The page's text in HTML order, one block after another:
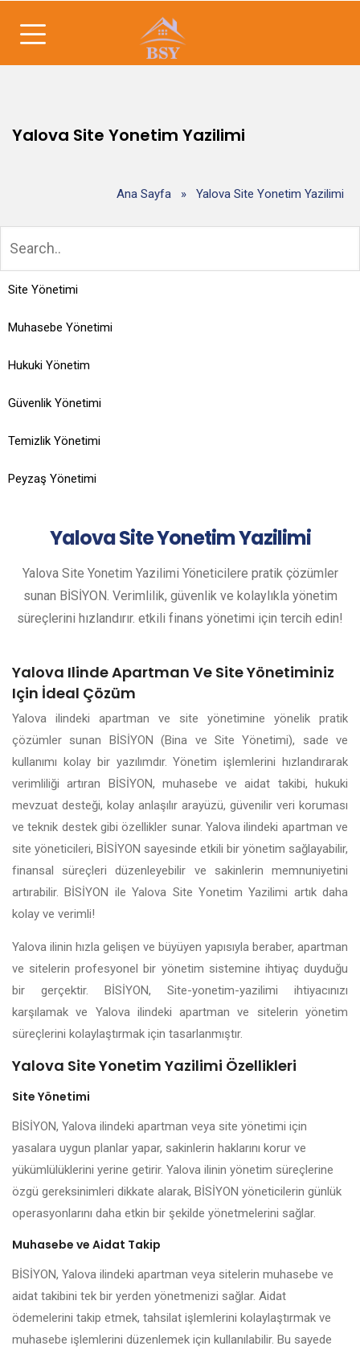
Yalova Site Yonetim Yazilimi
Ana Sayfa » Yalova Site Yonetim Yazilimi
Site Yönetimi
Muhasebe Yönetimi
Hukuki Yönetim
Güvenlik Yönetimi
Temizlik Yönetimi
Peyzaş Yönetimi
YalovaSite Yonetim Yazilimi
Yalova Site Yonetim Yazilimi Yöneticilere pratik çözümler
sunan BİSİYON. Verimlilik, güvenlik ve kolaylıkla yönetim
süreçlerini hızlandırır. etkili finans yönetimi için tercih edin!
Yalova Ilinde Apartman Ve Site Yönetiminiz
Için İdeal Çözüm
Yalova ilindeki apartman ve site yönetimine yönelik pratik
çözümler sunan BİSİYON (Bina ve Site Yönetimi), sade ve
kullanımı kolay bir yazılımdır. Yönetim işlemlerini hızlandırarak
verimliliği artıran BİSİYON, muhasebe ve aidat takibi, hukuki
mevzuat desteği, kolay anlaşılır arayüzü, güvenilir veri koruması
ve teknik destek gibi özellikler sunar. Yalova ilindeki apartman ve
site yöneticileri, BİSİYON sayesinde etkili bir yönetim sağlayabilir,
finansal süreçleri düzenleyebilir ve sakinlerin memnuniyetini
artırabilir. BİSİYON ile Yalova Site Yonetim Yazilimi artık daha
kolay ve verimli!
Yalova ilinin hızla gelişen ve büyüyen yapısıyla beraber, apartman
ve sitelerin profesyonel bir yönetim sistemine ihtiyaç duyduğu
bir gerçektir. BİSİYON, Site-yonetim-yazilimi ihtiyacınızı
karşılamak ve Yalova ilindeki apartman ve sitelerin yönetim
süreçlerini kolaylaştırmak için tasarlanmıştır.
Yalova Site Yonetim Yazilimi Özellikleri
Site Yönetimi
BİSİYON, Yalova ilindeki apartman veya site yönetimi için
yasalara uygun planlar yapar, sakinlerin haklarını korur ve
yükümlülüklerini yerine getirir. Yalova ilinin yönetim süreçlerine
özgü gereksinimleri dikkate alarak, BİSİYON yöneticilerin günlük
operasyonlarını daha etkin bir şekilde yönetmelerini sağlar.
Muhasebe ve Aidat Takip
BİSİYON, Yalova ilindeki apartman veya sitelerin muhasebe ve
aidat takibini tek bir yerden yönetmenizi sağlar. Aidat
ödemelerini takip etmek, tahsilat işlemlerini kolaylaştırmak ve
muhasebe işlemlerini düzenlemek için kullanılabilir. Bu sayede